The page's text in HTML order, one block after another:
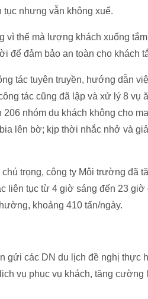
nhưng vẫn không xuể.
vì thế mà lượng khách xuống
để đảm bảo an toàn cho khách
tác tuyên truyền, hướng dẫn
tác cũng đã lập và xử lý 8 vụ
nhóm du khách không cho
lên bờ; kịp thời nhắc nhở và
trọng, công ty Môi trường đã
liên tục từ 4 giờ sáng đến 23
khoảng 410 tấn/ngày.
gửi các DN du lịch đề nghị thực
vụ phục vụ khách, tăng